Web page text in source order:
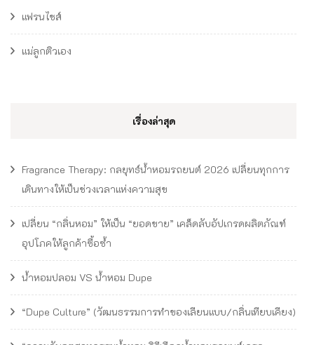
แฟรนไชส์
แม่ลูกติวเอง
เรื่องล่าสุด
Fragrance Therapy: กลยุทธ์น้ำหอมรถยนต์ 2026 เปลี่ยนทุกการ
เดินทางให้เป็นช่วงเวลาแห่งความสุข
เปลี่ยน “กลิ่นหอม” ให้เป็น “ยอดขาย” เคล็ดลับอัปเกรดผลิตภัณฑ์
อุปโภคให้ลูกค้าซื้อซ้ำ
น้ำหอมปลอม VS น้ำหอม Dupe
“Dupe Culture” (วัฒนธรรมการทำของเลียนแบบ/กลิ่นเทียบเคียง)